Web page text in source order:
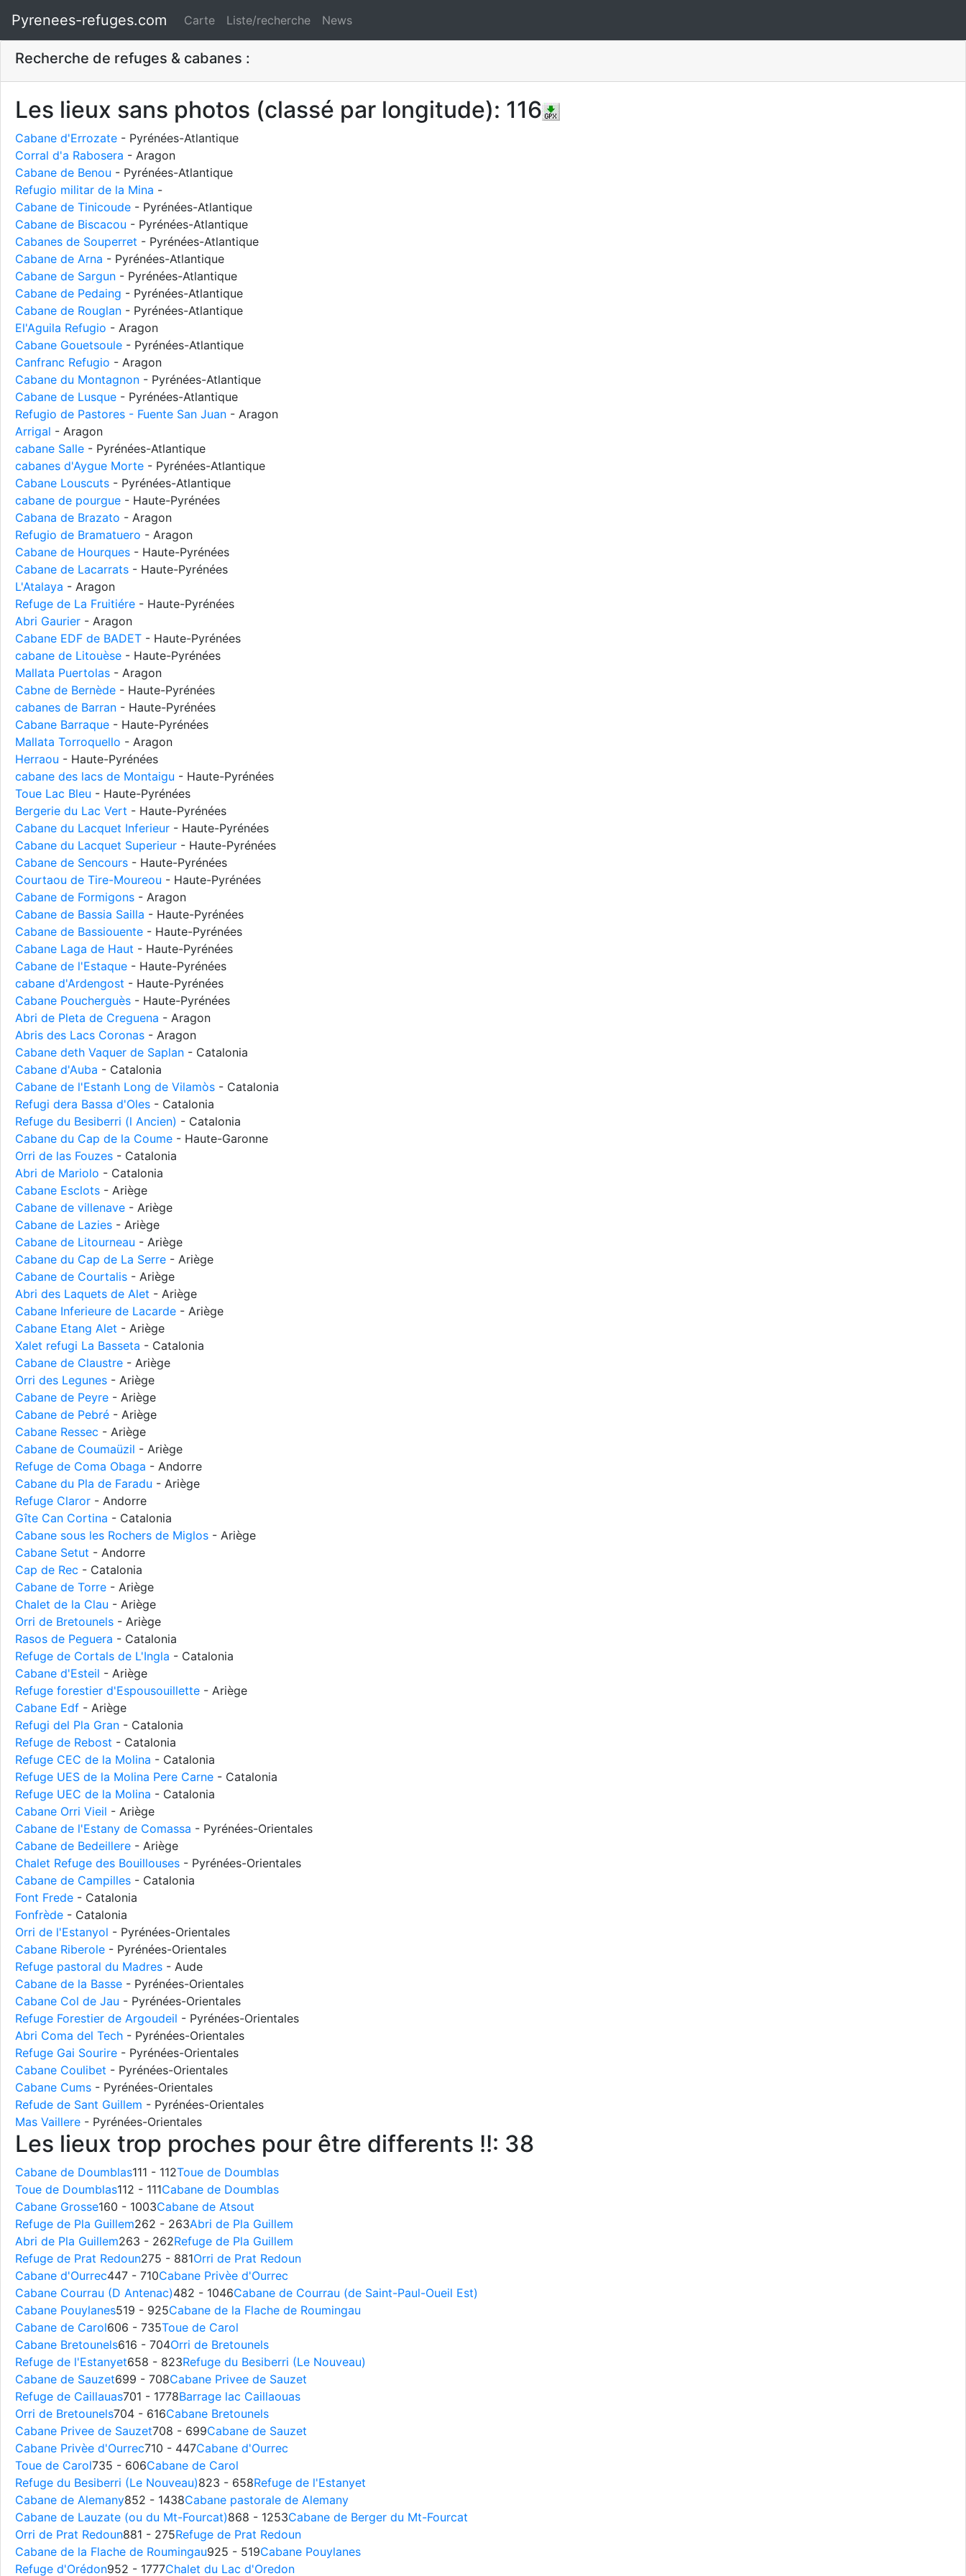
Pyrenees-refuges.com Carte Liste/recherche News
Recherche de refuges & cabanes :
Les lieux sans photos (classé par longitude): 116
Cabane d'Errozate - Pyrénées-Atlantique
Corral d'a Rabosera - Aragon
Cabane de Benou - Pyrénées-Atlantique
Refugio militar de la Mina -
Cabane de Tinicoude - Pyrénées-Atlantique
Cabane de Biscacou - Pyrénées-Atlantique
Cabanes de Souperret - Pyrénées-Atlantique
Cabane de Arna - Pyrénées-Atlantique
Cabane de Sargun - Pyrénées-Atlantique
Cabane de Pedaing - Pyrénées-Atlantique
Cabane de Rouglan - Pyrénées-Atlantique
El'Aguila Refugio - Aragon
Cabane Gouetsoule - Pyrénées-Atlantique
Canfranc Refugio - Aragon
Cabane du Montagnon - Pyrénées-Atlantique
Cabane de Lusque - Pyrénées-Atlantique
Refugio de Pastores - Fuente San Juan - Aragon
Arrigal - Aragon
cabane Salle - Pyrénées-Atlantique
cabanes d'Aygue Morte - Pyrénées-Atlantique
Cabane Louscuts - Pyrénées-Atlantique
cabane de pourgue - Haute-Pyrénées
Cabana de Brazato - Aragon
Refugio de Bramatuero - Aragon
Cabane de Hourques - Haute-Pyrénées
Cabane de Lacarrats - Haute-Pyrénées
L'Atalaya - Aragon
Refuge de La Fruitiére - Haute-Pyrénées
Abri Gaurier - Aragon
Cabane EDF de BADET - Haute-Pyrénées
cabane de Litouèse - Haute-Pyrénées
Mallata Puertolas - Aragon
Cabne de Bernède - Haute-Pyrénées
cabanes de Barran - Haute-Pyrénées
Cabane Barraque - Haute-Pyrénées
Mallata Torroquello - Aragon
Herraou - Haute-Pyrénées
cabane des lacs de Montaigu - Haute-Pyrénées
Toue Lac Bleu - Haute-Pyrénées
Bergerie du Lac Vert - Haute-Pyrénées
Cabane du Lacquet Inferieur - Haute-Pyrénées
Cabane du Lacquet Superieur - Haute-Pyrénées
Cabane de Sencours - Haute-Pyrénées
Courtaou de Tire-Moureou - Haute-Pyrénées
Cabane de Formigons - Aragon
Cabane de Bassia Sailla - Haute-Pyrénées
Cabane de Bassiouente - Haute-Pyrénées
Cabane Laga de Haut - Haute-Pyrénées
Cabane de l'Estaque - Haute-Pyrénées
cabane d'Ardengost - Haute-Pyrénées
Cabane Poucherguès - Haute-Pyrénées
Abri de Pleta de Creguena - Aragon
Abris des Lacs Coronas - Aragon
Cabane deth Vaquer de Saplan - Catalonia
Cabane d'Auba - Catalonia
Cabane de l'Estanh Long de Vilamòs - Catalonia
Refugi dera Bassa d'Oles - Catalonia
Refuge du Besiberri (l Ancien) - Catalonia
Cabane du Cap de la Coume - Haute-Garonne
Orri de las Fouzes - Catalonia
Abri de Mariolo - Catalonia
Cabane Esclots - Ariège
Cabane de villenave - Ariège
Cabane de Lazies - Ariège
Cabane de Litourneau - Ariège
Cabane du Cap de La Serre - Ariège
Cabane de Courtalis - Ariège
Abri des Laquets de Alet - Ariège
Cabane Inferieure de Lacarde - Ariège
Cabane Etang Alet - Ariège
Xalet refugi La Basseta - Catalonia
Cabane de Claustre - Ariège
Orri des Legunes - Ariège
Cabane de Peyre - Ariège
Cabane de Pebré - Ariège
Cabane Ressec - Ariège
Cabane de Coumaüzil - Ariège
Refuge de Coma Obaga - Andorre
Cabane du Pla de Faradu - Ariège
Refuge Claror - Andorre
Gîte Can Cortina - Catalonia
Cabane sous les Rochers de Miglos - Ariège
Cabane Setut - Andorre
Cap de Rec - Catalonia
Cabane de Torre - Ariège
Chalet de la Clau - Ariège
Orri de Bretounels - Ariège
Rasos de Peguera - Catalonia
Refuge de Cortals de L'Ingla - Catalonia
Cabane d'Esteil - Ariège
Refuge forestier d'Espousouillette - Ariège
Cabane Edf - Ariège
Refugi del Pla Gran - Catalonia
Refuge de Rebost - Catalonia
Refuge CEC de la Molina - Catalonia
Refuge UES de la Molina Pere Carne - Catalonia
Refuge UEC de la Molina - Catalonia
Cabane Orri Vieil - Ariège
Cabane de l'Estany de Comassa - Pyrénées-Orientales
Cabane de Bedeillere - Ariège
Chalet Refuge des Bouillouses - Pyrénées-Orientales
Cabane de Campilles - Catalonia
Font Frede - Catalonia
Fonfrède - Catalonia
Orri de l'Estanyol - Pyrénées-Orientales
Cabane Riberole - Pyrénées-Orientales
Refuge pastoral du Madres - Aude
Cabane de la Basse - Pyrénées-Orientales
Cabane Col de Jau - Pyrénées-Orientales
Refuge Forestier de Argoudeil - Pyrénées-Orientales
Abri Coma del Tech - Pyrénées-Orientales
Refuge Gai Sourire - Pyrénées-Orientales
Cabane Coulibet - Pyrénées-Orientales
Cabane Cums - Pyrénées-Orientales
Refude de Sant Guillem - Pyrénées-Orientales
Mas Vaillere - Pyrénées-Orientales
Les lieux trop proches pour être differents !!: 38
Cabane de Doumblas111 - 112Toue de Doumblas
Toue de Doumblas112 - 111Cabane de Doumblas
Cabane Grosse160 - 1003Cabane de Atsout
Refuge de Pla Guillem262 - 263Abri de Pla Guillem
Abri de Pla Guillem263 - 262Refuge de Pla Guillem
Refuge de Prat Redoun275 - 881Orri de Prat Redoun
Cabane d'Ourrec447 - 710Cabane Privèe d'Ourrec
Cabane Courrau (D Antenac)482 - 1046Cabane de Courrau (de Saint-Paul-Oueil Est)
Cabane Pouylanes519 - 925Cabane de la Flache de Roumingau
Cabane de Carol606 - 735Toue de Carol
Cabane Bretounels616 - 704Orri de Bretounels
Refuge de l'Estanyet658 - 823Refuge du Besiberri (Le Nouveau)
Cabane de Sauzet699 - 708Cabane Privee de Sauzet
Refuge de Caillauas701 - 1778Barrage lac Caillaouas
Orri de Bretounels704 - 616Cabane Bretounels
Cabane Privee de Sauzet708 - 699Cabane de Sauzet
Cabane Privèe d'Ourrec710 - 447Cabane d'Ourrec
Toue de Carol735 - 606Cabane de Carol
Refuge du Besiberri (Le Nouveau)823 - 658Refuge de l'Estanyet
Cabane de Alemany852 - 1438Cabane pastorale de Alemany
Cabane de Lauzate (ou du Mt-Fourcat)868 - 1253Cabane de Berger du Mt-Fourcat
Orri de Prat Redoun881 - 275Refuge de Prat Redoun
Cabane de la Flache de Roumingau925 - 519Cabane Pouylanes
Refuge d'Orédon952 - 1777Chalet du Lac d'Oredon